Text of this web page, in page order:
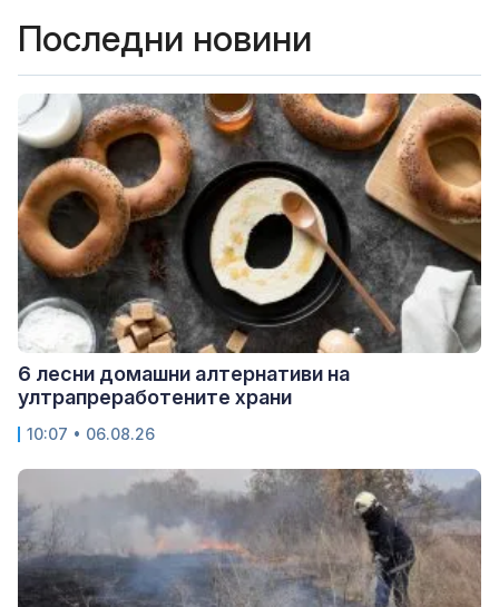
Последни новини
6 лесни домашни алтернативи на
ултрапреработените храни
10:07 • 06.08.26